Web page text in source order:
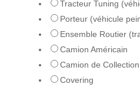
Tracteur Tuning
Porteur (véhicule
Ensemble Routier
Camion Américain
Camion de
Covering